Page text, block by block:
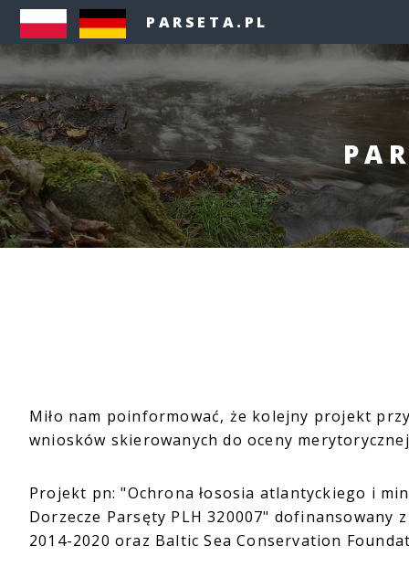
PARSETA.PL
Miło nam poinformować, że kolejny projekt
wniosków skierowanych do oceny
Projekt pn: "Ochrona łososia atlantyckiego i
Dorzecze Parsęty PLH 320007"
2014-2020 oraz Baltic Sea Conservation